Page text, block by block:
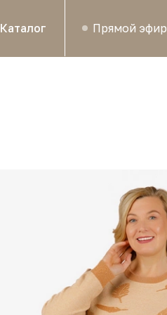
Каталог Прямой эфир